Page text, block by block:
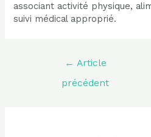
associant activité physique,
suivi médical approprié.
l’article
← Article
précédent